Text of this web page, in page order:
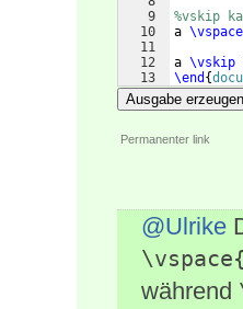
9
10
11
12
13
%vskip
a \vspace
a \vskip
\end {
Ausgabe erzeugen
Permanenter link
@Ulrike
während